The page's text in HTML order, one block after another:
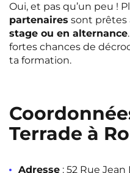
Oui, et pas qu’un peu !
partenaires sont prêtes
stage ou en alternance
fortes chances de
ta formation.
Terrade à
Adresse : 52 Rue